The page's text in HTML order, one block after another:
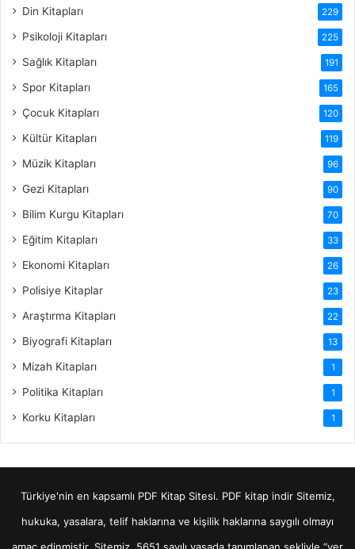
Din Kitapları 229
Psikoloji Kitapları 225
Sağlık Kitapları 191
Spor Kitapları 165
Çocuk Kitapları 120
Kültür Kitapları 119
Müzik Kitapları 96
Gezi Kitapları 90
Bilim Kurgu Kitapları 70
Eğitim Kitapları 33
Ekonomi Kitapları 26
Polisiye Kitaplar 23
Araştırma Kitapları 22
Biyografi Kitapları 13
Mizah Kitapları 1
Politika Kitapları 1
Korku Kitapları 1
Türkiye'nin en kapsamlı PDF Kitap Sitesi. PDF kitap indirSitemiz,
hukuka, yasalara, telif haklarına ve kişilik haklarına saygılı olmayı